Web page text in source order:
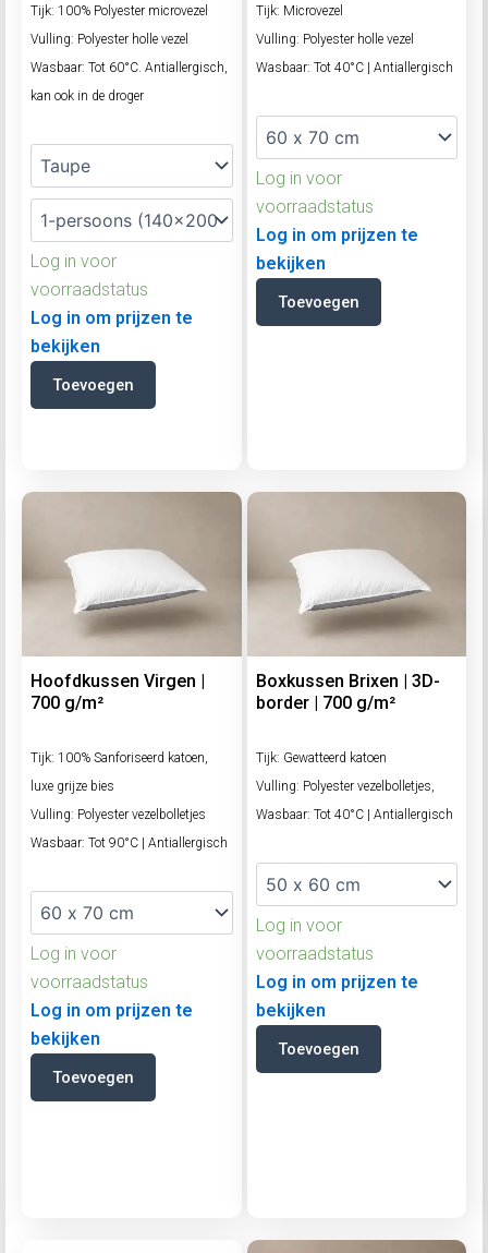
Tijk: 100% Polyester microvezel
Vulling: Polyester holle vezel
Wasbaar: Tot 60°C. Antiallergisch,
kan ook in de droger
Log in voor
voorraadstatus
Log in om prijzen te
bekijken
Toevoegen
Tijk: Microvezel
Vulling: Polyester holle vezel
Wasbaar: Tot 40°C | Antiallergisch
Log in voor
voorraadstatus
Log in om prijzen te
bekijken
Toevoegen
Hoofdkussen Virgen |
700 g/m²
Tijk: 100% Sanforiseerd katoen,
luxe grijze bies
Vulling: Polyester vezelbolletjes
Wasbaar: Tot 90°C | Antiallergisch
Log in voor
voorraadstatus
Log in om prijzen te
bekijken
Toevoegen
Boxkussen Brixen | 3D-
border | 700 g/m²
Tijk: Gewatteerd katoen
Vulling: Polyester vezelbolletjes,
Wasbaar: Tot 40°C | Antiallergisch
Log in voor
voorraadstatus
Log in om prijzen te
bekijken
Toevoegen